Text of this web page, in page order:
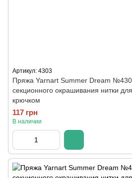
Артикул: 4303
Пряжа Yarnart Summer Dream
секционного окрашивания нитки
крючком
117 грн
В наличии